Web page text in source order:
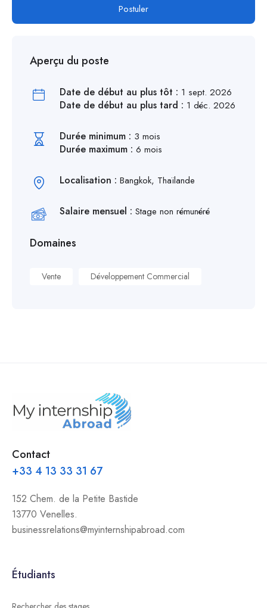
Postuler
Aperçu du poste
Date de début au plus tôt : 1 sept. 2026
Date de début au plus tard : 1 déc. 2026
Durée minimum : 3 mois
Durée maximum : 6 mois
Localisation : Bangkok, Thaïlande
Salaire mensuel : Stage non rémunéré
Domaines
Vente Développement Commercial
Contact
+33 4 13 33 31 67
152 Chem. de la Petite Bastide
13770 Venelles.
businessrelations@myinternshipabroad.com
Étudiants